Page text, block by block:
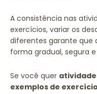
A consistência nas
exercícios, variar os
diferentes garante que
forma gradual, segura
Se você quer
exemplos de